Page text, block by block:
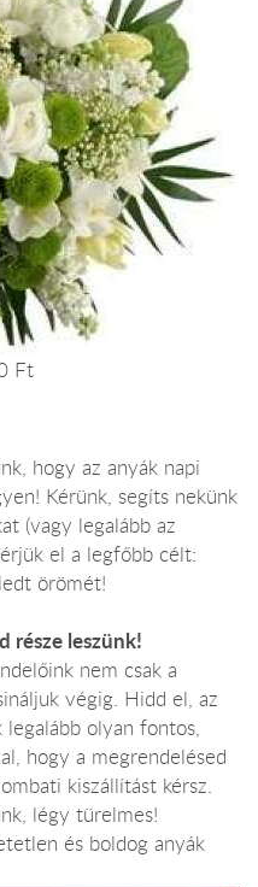
Ft
hogy az anyák napi
Kérünk, segíts nekünk
(vagy legalább az
el a legfőbb célt:
örömét!
része leszünk!
nem csak a
végig. Hidd el, az
olyan fontos,
hogy a megrendelésed
kiszállítást kérsz.
légy türelmes!
és boldog anyák